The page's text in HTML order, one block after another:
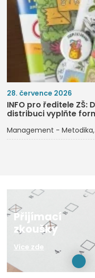
28. července 2026
INFO pro ředitele ZŠ:
distribuci vyplňte
Management - Metodika
Přijímací
zkoušky
Více zde